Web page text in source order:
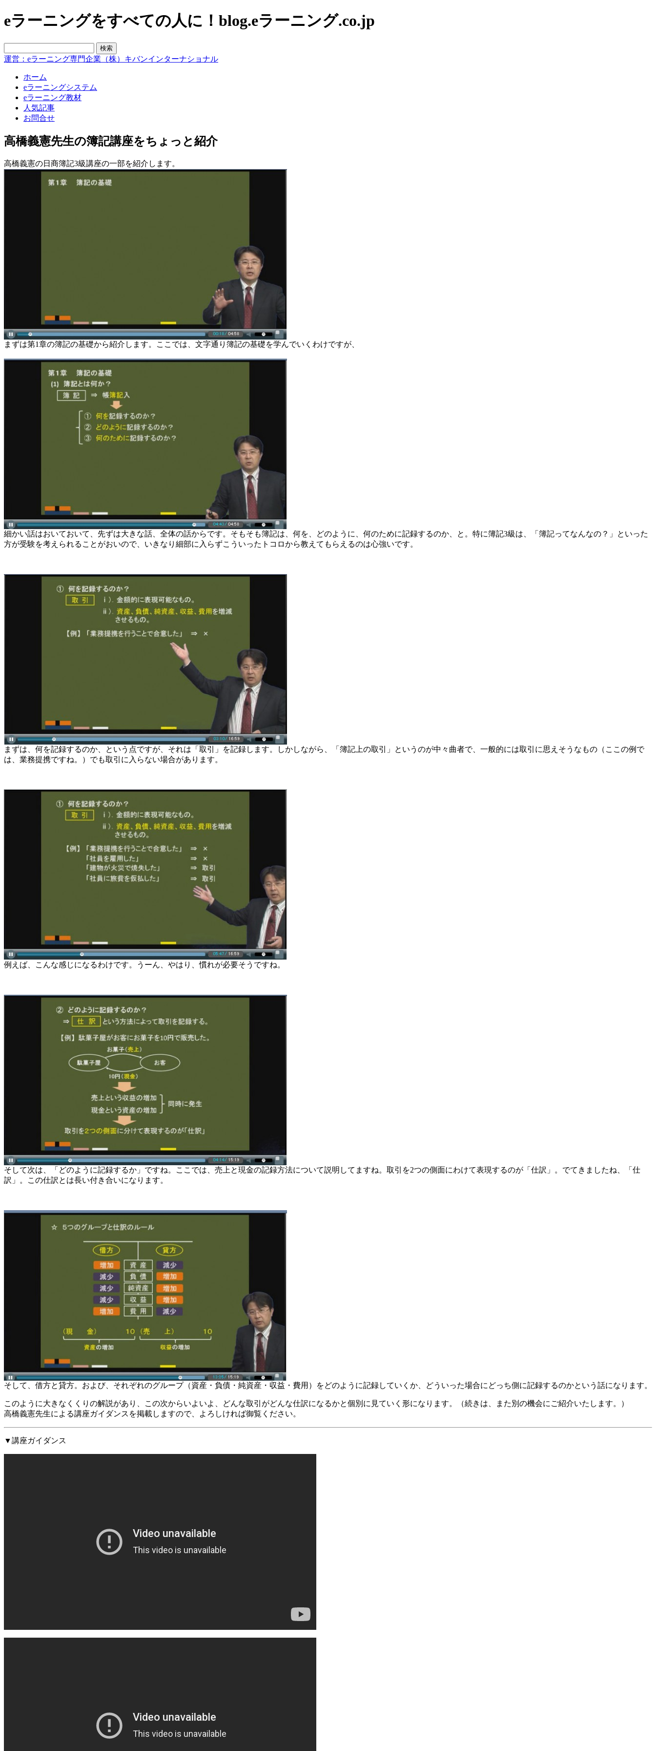
eラーニングをすべての人に！blog.eラーニング.co.jp
運営：eラーニング専門企業（株）キバンインターナショナル
ホーム
eラーニングシステム
eラーニング教材
人気記事
お問合せ
高橋義憲先生の簿記講座をちょっと紹介
高橋義憲の日商簿記3級講座の一部を紹介します。
まずは第1章の簿記の基礎から紹介します。ここでは、文字通り簿記の基礎を学んでいくわけですが、
細かい話はおいておいて、先ずは大きな話、全体の話からです。そもそも簿記は、何を、どのように、何のために記録するのか、と。特に簿記3級は、「簿記ってなんなの？」といった
方が受験を考えられることがおいので、いきなり細部に入らずこういったトコロから教えてもらえるのは心強いです。
まずは、何を記録するのか、という点ですが、それは「取引」を記録します。しかしながら、「簿記上の取引」というのが中々曲者で、一般的には取引に思えそうなもの（ここの例で
は、業務提携ですね。）でも取引に入らない場合があります。
例えば、こんな感じになるわけです。うーん、やはり、慣れが必要そうですね。
そして次は、「どのように記録するか」ですね。ここでは、売上と現金の記録方法について説明してますね。取引を2つの側面にわけて表現するのが「仕訳」。でてきましたね、「仕
訳」。この仕訳とは長い付き合いになります。
そして、借方と貸方。および、それぞれのグループ（資産・負債・純資産・収益・費用）をどのように記録していくか、どういった場合にどっち側に記録するのかという話になります。
このように大きなくくりの解説があり、この次からいよいよ、どんな取引がどんな仕訳になるかと個別に見ていく形になります。（続きは、また別の機会にご紹介いたします。）
高橋義憲先生による講座ガイダンスを掲載しますので、よろしければ御覧ください。
▼講座ガイダンス